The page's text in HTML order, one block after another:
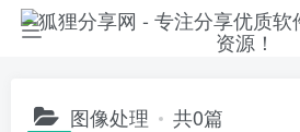
图像处理 共0篇